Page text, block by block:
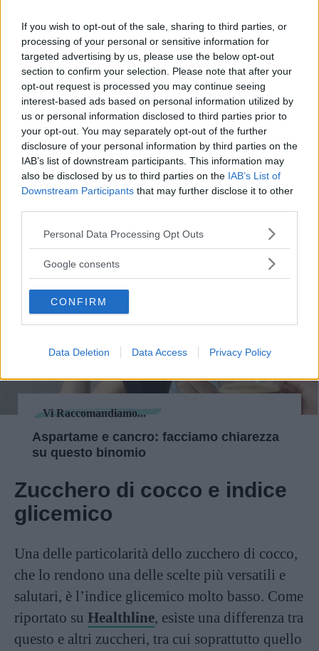
If you wish to opt-out of the sale, sharing to third parties, or
processing of your personal or sensitive information for
targeted advertising by us, please use the below opt-out
section to confirm your selection. Please note that after your
opt-out request is processed you may continue seeing
interest-based ads based on personal information utilized by
us or personal information disclosed to third parties prior to
your opt-out. You may separately opt-out of the further
disclosure of your personal information by third parties on the
IAB’s list of downstream participants. This information may
also be disclosed by us to third parties on the IAB’s List of
Downstream Participants that may further disclose it to other
Please note that this website/app uses one or more Google
not limited to your visit or usage behaviour. You may click to
use your data for below specified purposes in below Google
consent section.
Personal Data Processing Opt Outs
Google consents
CONFIRM
Data Deletion Data Access Privacy Policy
prodotto che fa meno male, basta non abusarne.
Spazio quindi a ricette come torte cotte o
fredde, biscotti, ma anche frullati e creme, e
dolci per diabetici. L’importante è seguire
sempre attentamente la ricetta originale, e non
cercare di abbondare. Infatti il fatto che sia
integrale non deve confondere: lo zucchero di
equivalenti a quelle dello zucchero semolato.
Vi Raccomandiamo...
Aspartame e cancro: facciamo chiarezza
su questo binomio
Zucchero di cocco e indice
glicemico
Una delle particolarità dello zucchero di cocco,
che lo rendono una delle scelte più versatili e
salutari, è l’indice glicemico molto basso. Come
riportato su Healthline, esiste una differenza tra
questo e altri zuccheri, tra cui soprattutto quello